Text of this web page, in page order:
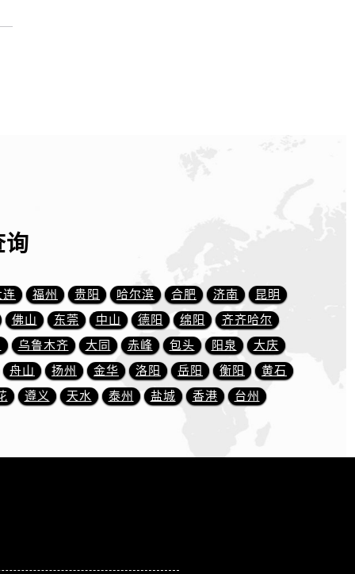
询
连 福州 贵阳 哈尔滨 合肥 济南
昆明
佛山 东莞 中山 德阳 绵阳
齐齐哈尔
乌鲁木齐 大同 赤峰 包头 阳泉
大庆
舟山 扬州 金华 洛阳 岳阳 衡阳
黄石
遵义 天水 泰州 盐城 香港 台州